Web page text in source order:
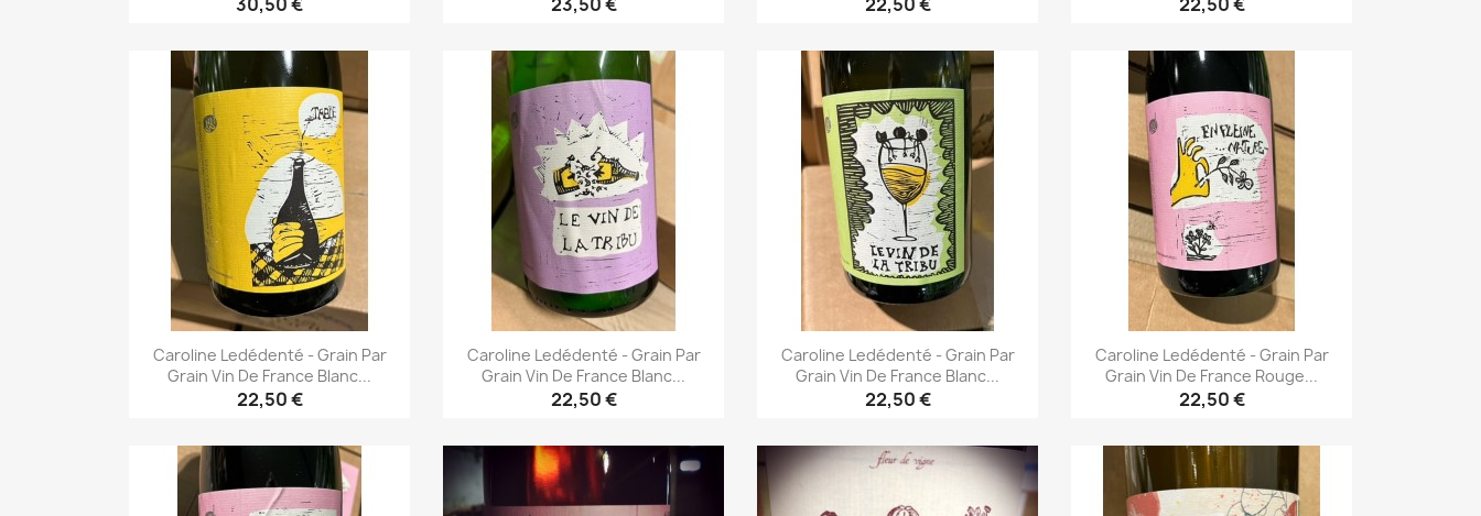
Aperçu rapide Aperçu rapide Aperçu rapide Aperçu rapide
Caroline Ledédenté - Grain Par
Grain Vin De France Blanc...
22,50 €
Aperçu rapide
Caroline Ledédenté - Grain Par
Grain Vin De France Blanc...
22,50 €
Aperçu rapide
Caroline Ledédenté - Grain Par
Grain Vin De France Blanc...
22,50 €
Aperçu rapide
Caroline Ledédenté - Grain Par
Grain Vin De France Rouge...
22,50 €
Aperçu rapide